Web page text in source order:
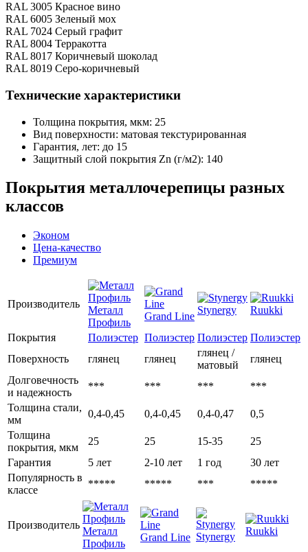
RAL 3005 Красное вино
RAL 6005 Зеленый мох
RAL 7024 Серый графит
RAL 8004 Терракотта
RAL 8017 Коричневый шоколад
RAL 8019 Серо-коричневый
Технические характеристики
Толщина покрытия, мкм: 25
Вид поверхности: матовая текстурированная
Гарантия, лет: до 15
Защитный слой покрытия Zn (г/м2): 140
Покрытия металлочерепицы разных
классов
Эконом
Цена-качество
Премиум
Производитель
Металл
Профиль
Grand Line
Stynergy Ruukki
Покрытия Полиэстер Полиэстер Полиэстер Полиэстер
Поверхность
глянец глянец
глянец /
матовый
глянец
Долговечность
и надежность
*** *** ***
***
Толщина стали,
мм
0,4-0,45 0,4-0,45 0,4-0,47
0,5
Толщина
покрытия, мкм
25 25 15-35
25
Гарантия
5 лет 2-10 лет 1 год
30 лет
Популярность в
классе
***** ***** *** *****
Производитель
Металл
Профиль
Grand Line Stynergy Ruukki